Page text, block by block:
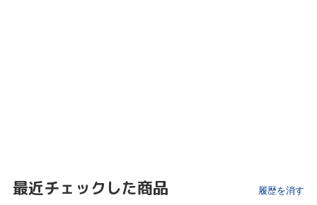
最近チェックした商品 履歴を消す